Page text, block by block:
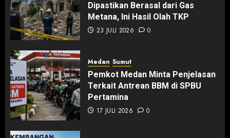
Dipastikan Berasal dari Gas
Metana, Ini Hasil Olah TKP
23 JULI 2026 0
Medan Sumut
Pemkot Medan Minta Penjelasan
Terkait Antrean BBM di SPBU
Pertamina
17 JULI 2026 0